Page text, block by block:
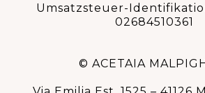
Umsatzsteuer-
02684510361
© ACETAIA